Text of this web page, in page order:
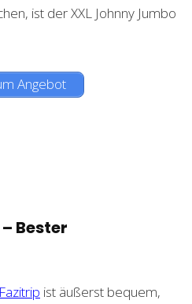
ist der XXL Johnny Jumbo
Angebot
Bester
ist äußerst bequem,